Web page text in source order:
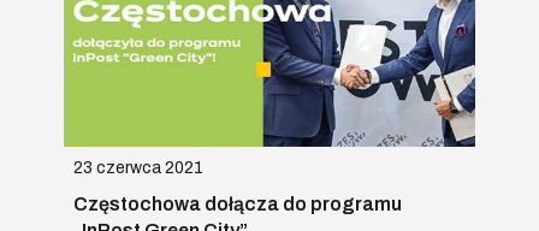
23 czerwca 2021
Częstochowa dołącza do programu